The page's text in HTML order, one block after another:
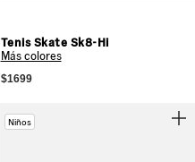
Tenis Skate Sk8-Hi
Más colores
$1699
Niños